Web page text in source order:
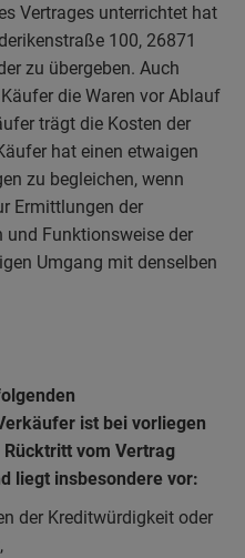
Vertrages unterrichtet hat
100, 26871
zu übergeben. Auch
die Waren vor Ablauf
trägt die Kosten der
hat einen etwaigen
zu begleichen, wenn
Ermittlungen der
und Funktionsweise der
Umgang mit denselben
ist bei vorliegen
vom Vertrag
liegt insbesondere vor:
der Kreditwürdigkeit oder